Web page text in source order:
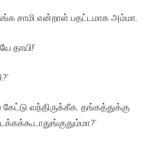
சாமி என்றாள் பதட்டமாக அம்மா.
தாயி!’
வந்திருக்கீக. தங்கத்துக்கு